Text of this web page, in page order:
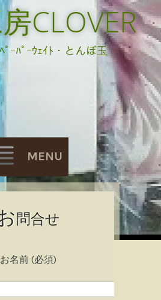
CLOVER
ﾟｰﾊﾟｰｳｪｲﾄ・とんぼ玉
MENU
問合せ
お名前 (必須)